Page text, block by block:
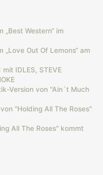
„Best Western“ im
„Love Out Of Lemons“ am
mit IDLES, STEVE
Version von "Ain´t Much
"Holding All The Roses"
All The Roses" kommt